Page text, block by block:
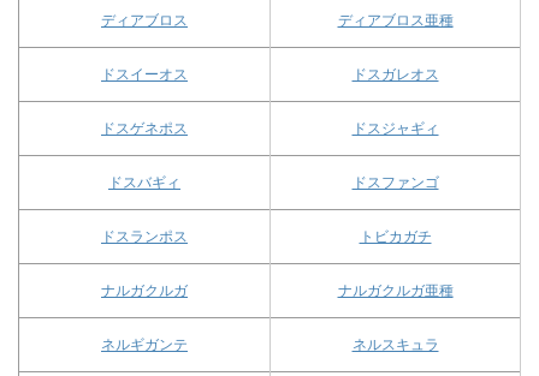
ディアブロス ディアブロス亜種
ドスイーオス ドスガレオス
ドスゲネポス ドスジャギィ
ドスバギィ ドスファンゴ
ドスランポス トビカガチ
ナルガクルガ ナルガクルガ亜種
ネルギガンテ ネルスキュラ